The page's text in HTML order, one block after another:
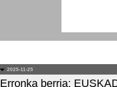
2025-11-25
Erronka berria: